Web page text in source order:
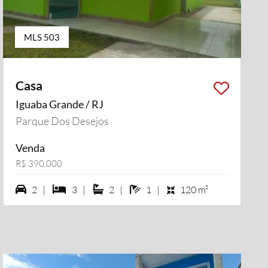
vídeo
MLS 503
Casa
Iguaba Grande / RJ
Parque Dos Desejos
Venda
R$ 390.000
2 vagas na garagem
2 | 3 dormiórios
3 | 2 suítes
2 | 1 banheiros
1 | 120 m²